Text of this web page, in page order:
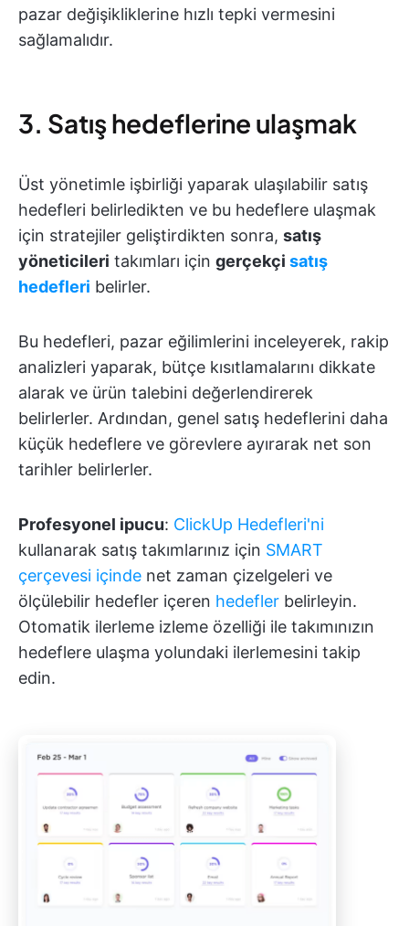
pazar değişikliklerine hızlı tepki vermesini
sağlamalıdır.
3. Satış hedeflerine ulaşmak
Üst yönetimle işbirliği yaparak ulaşılabilir satış
hedefleri belirledikten ve bu hedeflere ulaşmak
için stratejiler geliştirdikten sonra, satış
yöneticileri takımları için gerçekçi satış
hedefleri belirler.
Bu hedefleri, pazar eğilimlerini inceleyerek, rakip
analizleri yaparak, bütçe kısıtlamalarını dikkate
alarak ve ürün talebini değerlendirerek
belirlerler. Ardından, genel satış hedeflerini daha
küçük hedeflere ve görevlere ayırarak net son
tarihler belirlerler.
Profesyonel ipucu: ClickUp Hedefleri'ni
kullanarak satış takımlarınız için SMART
çerçevesi içinde net zaman çizelgeleri ve
ölçülebilir hedefler içeren hedefler belirleyin.
Otomatik ilerleme izleme özelliği ile takımınızın
hedeflere ulaşma yolundaki ilerlemesini takip
edin.